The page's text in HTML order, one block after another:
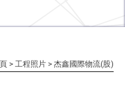
>工程照片 > 杰鑫國際物流(股)